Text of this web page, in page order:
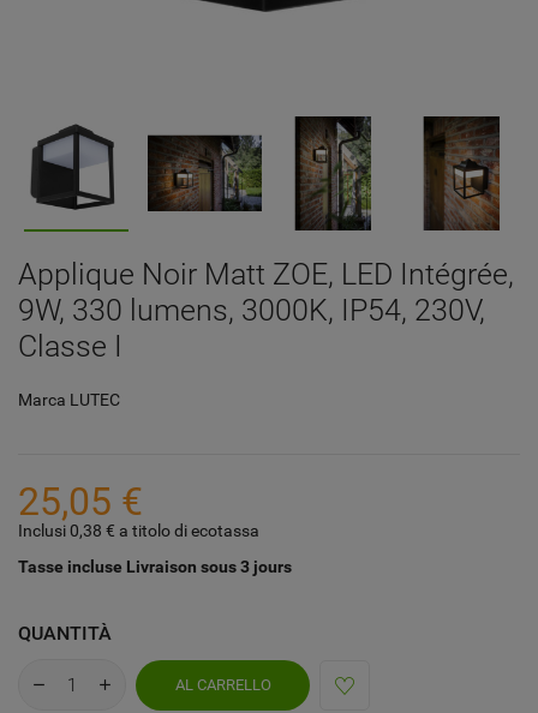
Applique Noir Matt ZOE, LED Intégrée,
9W, 330 lumens, 3000K, IP54, 230V,
Classe I
Marca LUTEC
25,05 €
Inclusi 0,38 € a titolo di ecotassa
Tasse incluse Livraison sous 3 jours
QUANTITÀ
AL CARRELLO